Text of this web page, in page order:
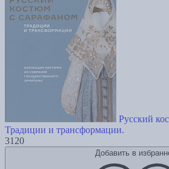
Русский
Традиции и трансформации.
3120
Добавить в